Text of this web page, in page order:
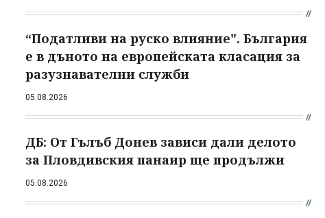
“Податливи на руско влияние". България
е в дъното на европейската класация за
разузнавателни служби
05.08.2026
ДБ: От Гълъб Донев зависи дали делото
за Пловдивския панаир ще продължи
05.08.2026